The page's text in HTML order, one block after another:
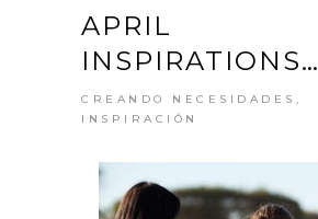
APRIL
INSPIRATIONS…
CREANDO NECESIDADES ,
INSPIRACIÓN